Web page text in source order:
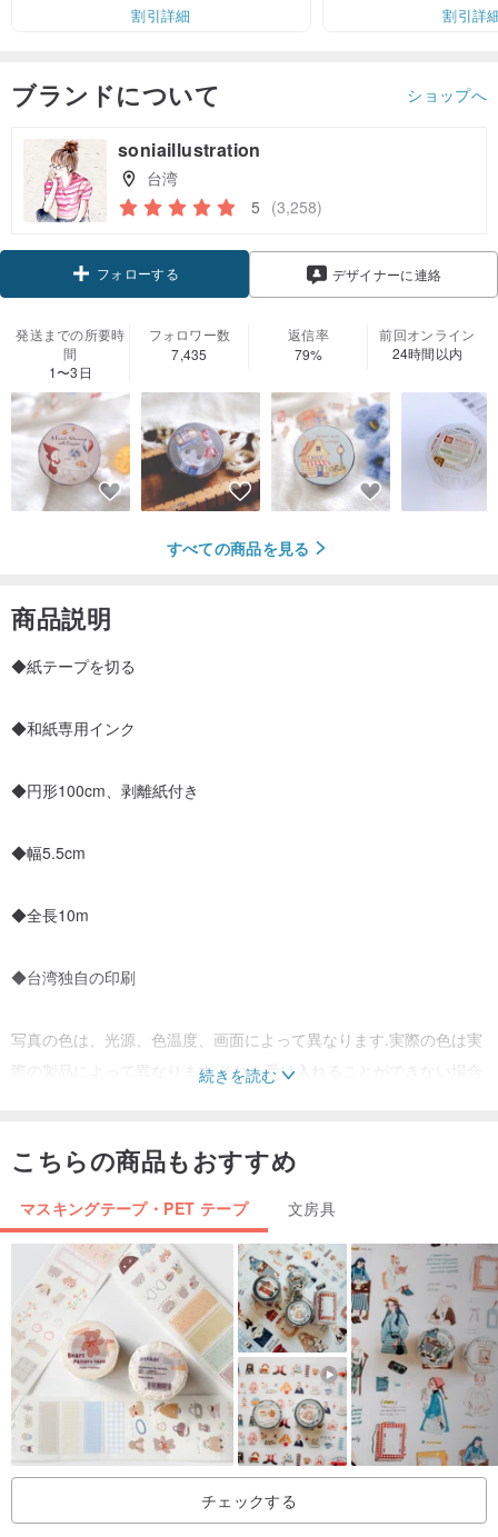
割引詳細
割引詳
ブランドについて ショップへ
soniaillustration
台湾
5 (3,258)
フォローする デザイナーに連絡
発送までの所要時
間
1〜3日
フォロワー数
7,435
返信率
79%
前回オンライン
24時間以内
すべての商品を見る
商品説明
◆紙テープを切る
◆和紙専用インク
◆円形100cm、剥離紙付き
◆幅5.5cm
◆全長10m
◆台湾独自の印刷
写真の色は、光源、色温度、画面によって異なります.実際の色は実
際の製品によって異なります.それを受け入れることができない場合
続きを読む
こちらの商品もおすすめ
マスキングテープ・PET テープ 文房具
チェックする